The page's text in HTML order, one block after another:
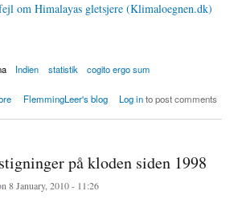
om Himalayas gletsjere (Klimaloegnen.dk)
Indien statistik cogito ergo sum
om Himalayas gletsjere
FlemmingLeer's blog Log into post comments
på kloden siden 1998
8 January, 2010 - 11:26